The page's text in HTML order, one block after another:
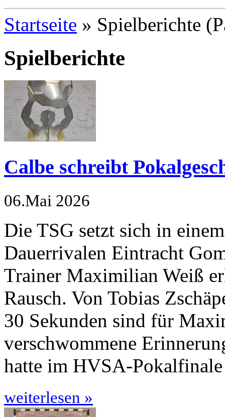
Startseite » Spielberichte
Spielberichte
Calbe schreibt
06.Mai 2026
Die TSG setzt sich in
Dauerrivalen Eintracht
Trainer Maximilian Weiß
Rausch. Von Tobias
30 Sekunden sind für
verschwommene
hatte im HVSA-
weiterlesen »